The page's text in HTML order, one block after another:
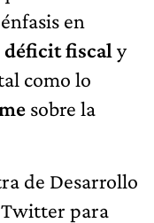
en
déficit fiscal y
como lo
sobre la
de Desarrollo
Twitter para